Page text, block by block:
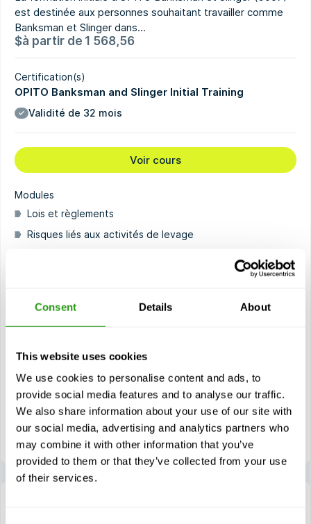
Consent Details About
This website uses cookies
We use cookies to personalise content and ads, to
provide social media features and to analyse our traffic.
We also share information about your use of our site with
our social media, advertising and analytics partners who
may combine it with other information that you’ve
provided to them or that they’ve collected from your use
of their services.
est destinée aux personnes souhaitant travailler comme
Banksman et Slinger dans...
$à partir de 1 568,56
Certification(s)
OPITO Banksman and Slinger Initial Training
Validité de 32 mois
Voir cours
Modules
Lois et règlements
Risques liés aux activités de levage
Utilisation de signaux manuels et de communications
Effectuer des activités de levage avec des charges pré-
élinguées
difficiles à atteindre
Effectuer des opérations de levage en dehors de la vue
du grutier
Évaluation des charges dont le centre de gravité est
difficile à déterminer